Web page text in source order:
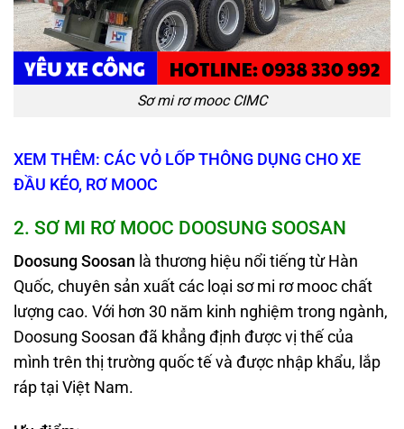
Sơ mi rơ mooc CIMC
XEM THÊM: CÁC VỎ LỐP THÔNG DỤNG CHO XE
ĐẦU KÉO, RƠ MOOC
2. SƠ MI RƠ MOOC DOOSUNG SOOSAN
Doosung Soosan là thương hiệu nổi tiếng từ Hàn
Quốc, chuyên sản xuất các loại sơ mi rơ mooc chất
lượng cao. Với hơn 30 năm kinh nghiệm trong ngành,
Doosung Soosan đã khẳng định được vị thế của
mình trên thị trường quốc tế và được nhập khẩu, lắp
ráp tại Việt Nam.